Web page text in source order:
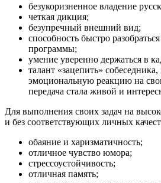
безукоризненное владение
четкая дикция;
безупречный внешний вид;
способность быстро
программы;
умение уверенно держаться в
талант «зацепить» собеседника,
эмоциональную реакцию на
передача стала живой и
Для выполнения своих задач на
и без соответствующих личных
обаяние и харизматичность;
отличное чувство юмора;
стрессоустойчивость;
отличная память;